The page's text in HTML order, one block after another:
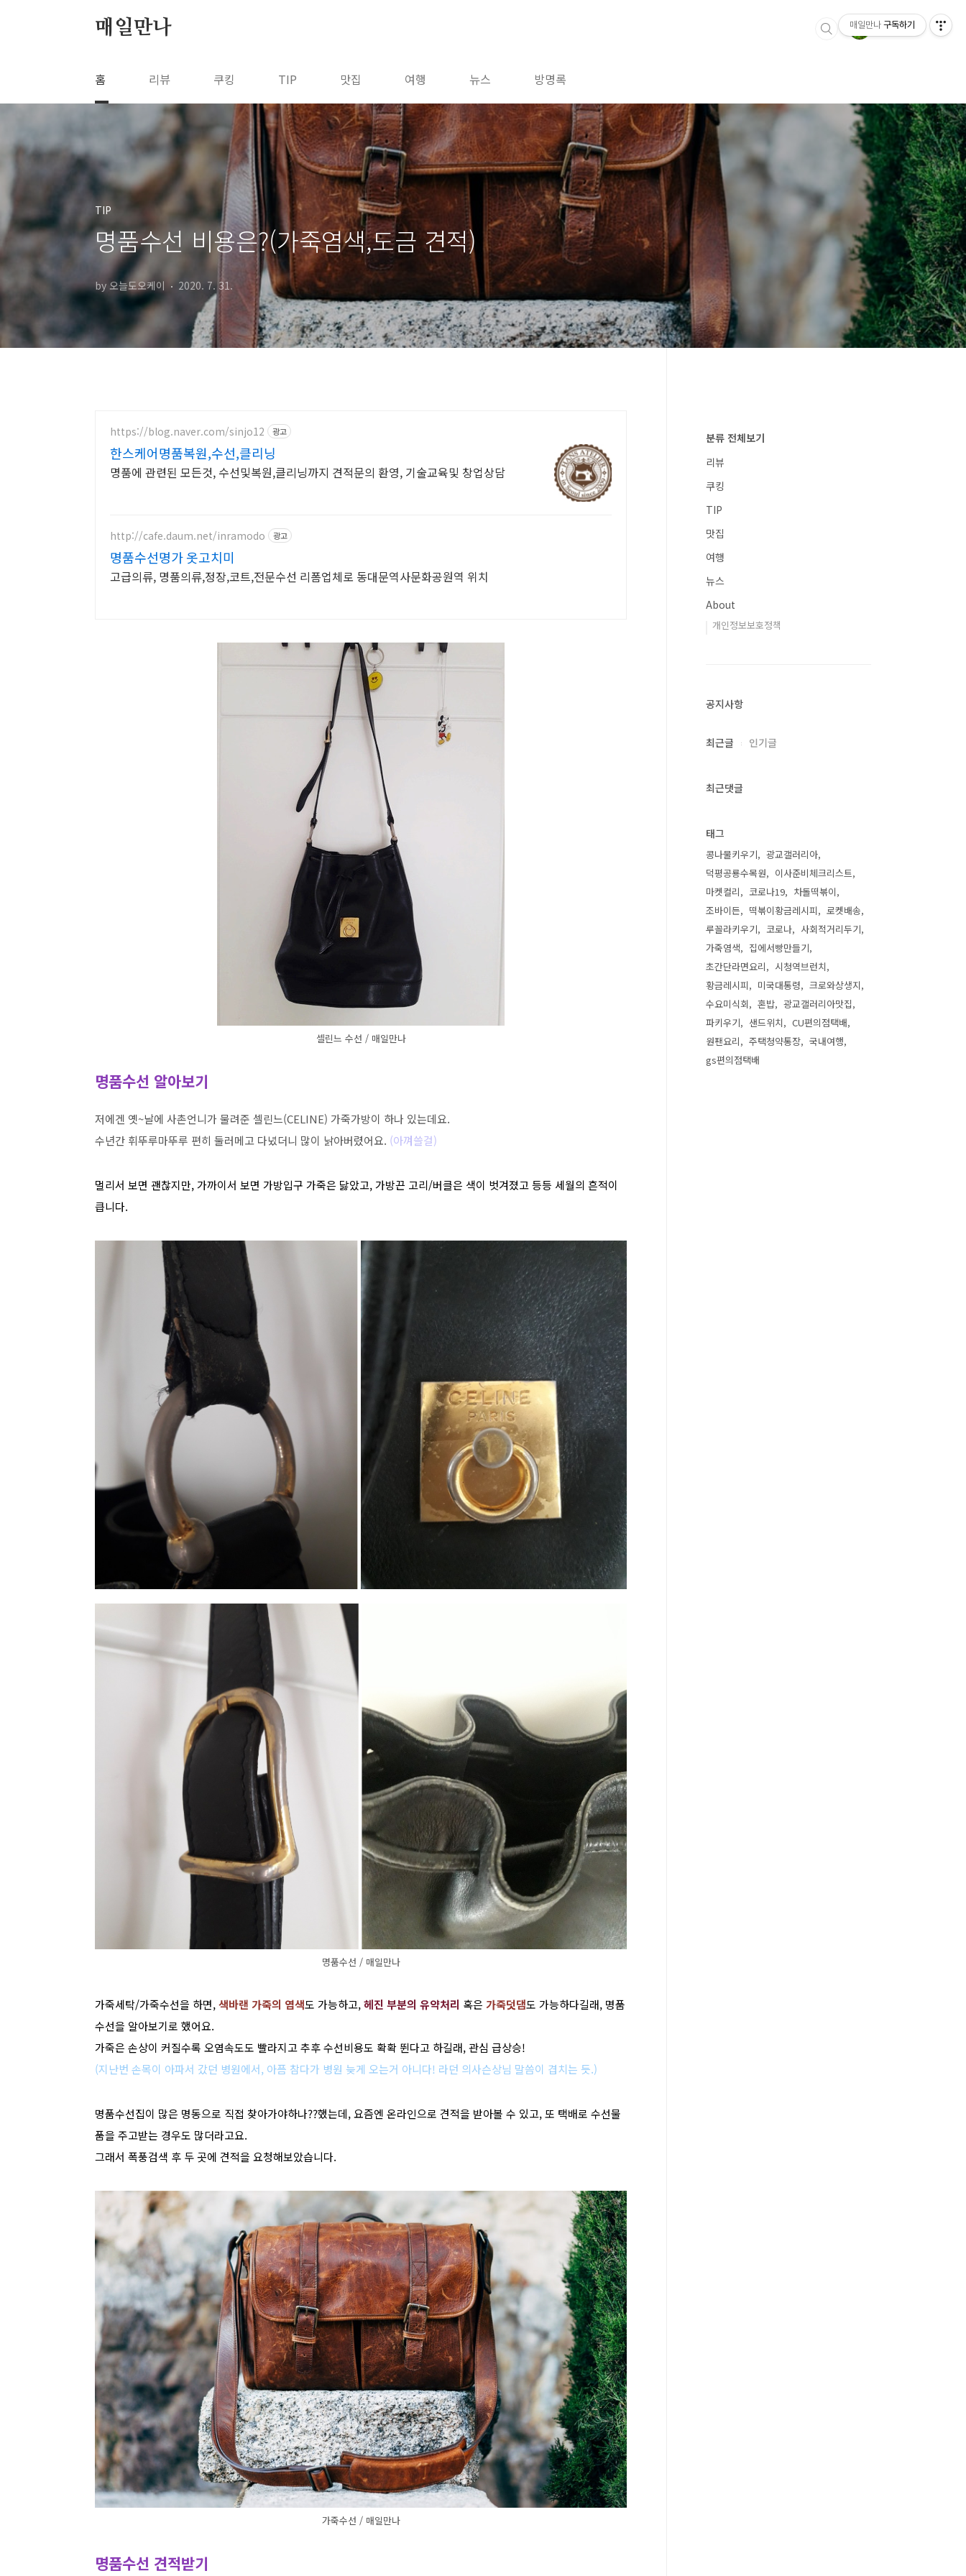
매일만나
홈 리뷰 쿠킹 TIP 맛집 여행 뉴스 방명록
TIP
명품수선 비용은?(가죽염색,도금 견적)
by 오늘도오케이 2020. 7. 31.
https://blog.naver.com/sinjo12 광고
한스케어명품복원,수선,클리닝
명품에 관련된 모든것, 수선및복원,클리닝까지 견적문의 환영, 기술교육및 창업상담
http://cafe.daum.net/inramodo 광고
명품수선명가 옷고치미
고급의류, 명품의류,정장,코트,전문수선 리폼업체로 동대문역사문화공원역 위치
셀린느 수선 / 매일만나
명품수선 알아보기
저에겐 옛~날에 사촌언니가 물려준 셀린느(CELINE) 가죽가방이 하나 있는데요.
수년간 휘뚜루마뚜루 편히 둘러메고 다녔더니 많이 낡아버렸어요. (아껴쓸걸)
멀리서 보면 괜찮지만, 가까이서 보면 가방입구 가죽은 닳았고, 가방끈 고리/버클은 색이 벗겨졌고 등등 세월의 흔적이
큽니다.
명품수선 / 매일만나
가죽세탁/가죽수선을 하면,색바랜 가죽의 염색도 가능하고,헤진 부분의 유약처리 혹은 가죽덧댐도 가능하다길래, 명품
수선을 알아보기로 했어요.
가죽은 손상이 커질수록 오염속도도 빨라지고 추후 수선비용도 확확 뛴다고 하길래, 관심 급상승!
(지난번 손목이 아파서 갔던 병원에서, 아픔 참다가 병원 늦게 오는거 아니다! 라던 의사슨상님 말씀이 겹치는 듯.)
명품수선집이 많은 명동으로 직접 찾아가야하나??했는데, 요즘엔 온라인으로 견적을 받아볼 수 있고, 또 택배로 수선물
품을 주고받는 경우도 많더라고요.
그래서 폭풍검색 후 두 곳에 견적을 요청해보았습니다.
가죽수선 / 매일만나
명품수선 견적받기
분류 전체보기
리뷰
쿠킹
TIP
맛집
여행
뉴스
About
개인정보보호정책
공지사항
최근글 인기글
최근댓글
태그
콩나물키우기
광교갤러리아
덕평공룡수목원
이사준비체크리스트
마켓컬리
코로나19
차돌떡볶이
조바이든
떡볶이황금레시피
로켓배송
루꼴라키우기
코로나
사회적거리두기
가죽염색
집에서빵만들기
초간단라면요리
시청역브런치
황금레시피
미국대통령
크로와상생지
수요미식회
혼밥
광교갤러리아맛집
파키우기
샌드위치
CU편의점택배
원팬요리
주택청약통장
국내여행
gs편의점택배
매일만나 구독하기